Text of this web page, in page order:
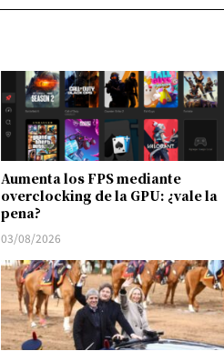
Aumenta los FPS mediante
overclocking de la GPU: ¿vale la
pena?
03/08/2026